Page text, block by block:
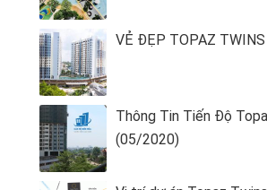
VẺ ĐẸP TOPAZ
Thông Tin Tiến Độ
(05/2020)